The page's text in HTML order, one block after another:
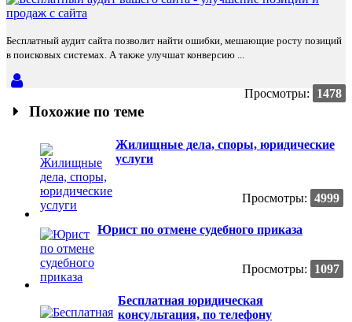
Бесплатный аудит сайта позволит найти ошибки, мешающие росту позиций
в поисковых системах. А также улучшат конверсию ...
Просмотры: 1478
Похожие по теме
Жилищные дела, споры, юридические
услуги
Просмотры: 4999
Юрист по отмене судебного приказа
Просмотры: 1097
Бесплатная юридическая
консультация, по телефону